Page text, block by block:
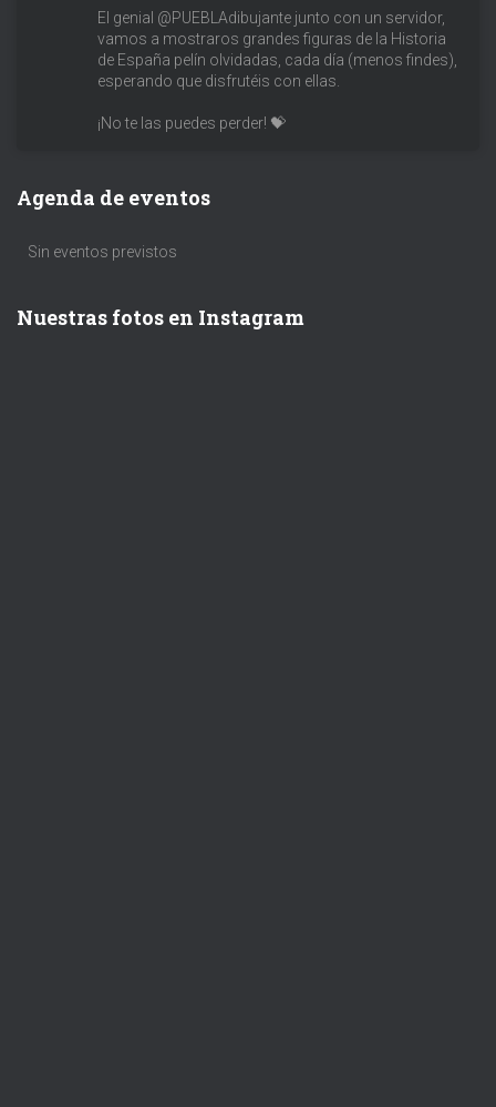
El genial @PUEBLAdibujante junto con un servidor,
vamos a mostraros grandes figuras de la Historia
de España pelín olvidadas, cada día (menos findes),
esperando que disfrutéis con ellas.
¡No te las puedes perder! 💝
Agenda de eventos
Sin eventos previstos
Nuestras fotos en Instagram